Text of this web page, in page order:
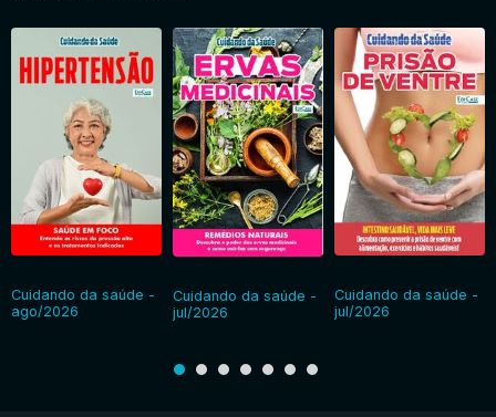
Cuidando da saúde -
ago/2026
Cuidando da saúde -
jul/2026
Cuidando da saúde -
jul/2026